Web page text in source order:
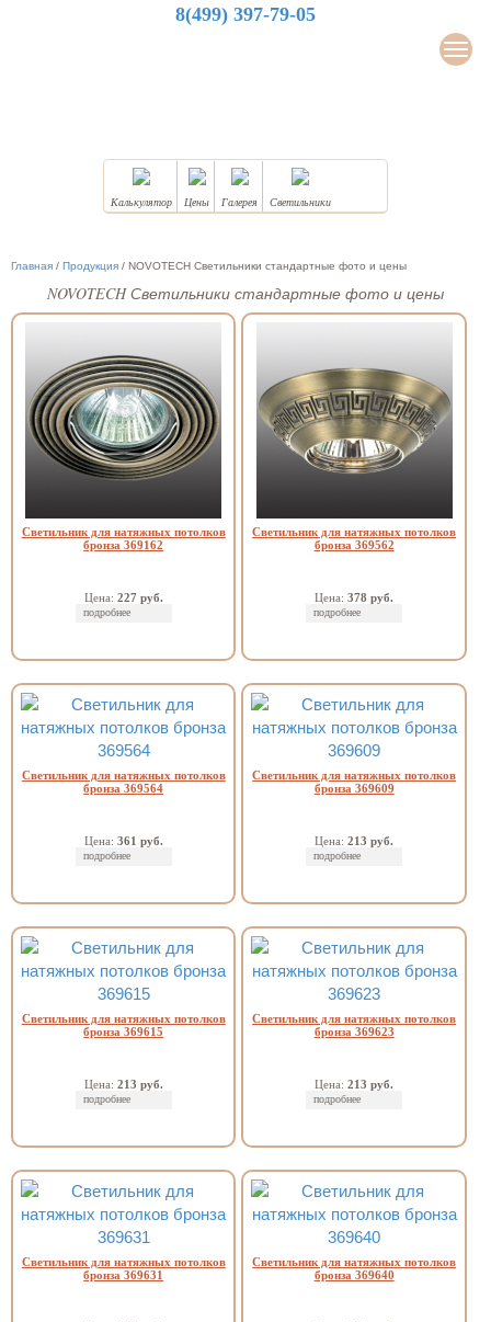
8(499) 397-79-05
Калькулятор Цены Галерея Светильники
Главная / Продукция / NOVOTECH Светильники стандартные фото и цены
NOVOTECH Светильники стандартные фото и цены
Светильник для натяжных потолков
бронза 369162
Цена: 227 руб.
подробнее
Светильник для натяжных потолков
бронза 369562
Цена:378 руб.
подробнее
Светильник для натяжных потолков
бронза 369564
Цена: 361 руб.
подробнее
Светильник для натяжных потолков
бронза 369609
Цена:213 руб.
подробнее
Светильник для натяжных потолков
бронза 369615
Цена: 213 руб.
подробнее
Светильник для натяжных потолков
бронза 369623
Цена:213 руб.
подробнее
Светильник для натяжных потолков
бронза 369631
Светильник для натяжных потолков
бронза 369640